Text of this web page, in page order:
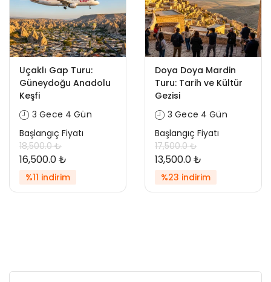
Uçaklı Gap Turu:
Güneydoğu Anadolu
Keşfi
3 Gece 4 Gün
Başlangıç Fiyatı
18,500.0 ₺
16,500.0 ₺
%11 indirim
Doya Doya Mardin
Turu: Tarih ve Kültür
Gezisi
3 Gece 4 Gün
Başlangıç Fiyatı
17,500.0 ₺
13,500.0 ₺
%23 indirim